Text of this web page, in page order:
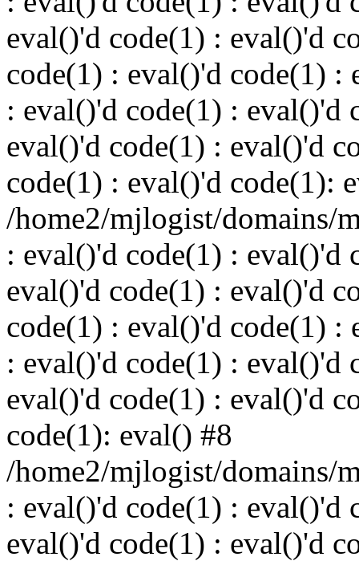
eval()'d code(1) : eval()'d
code(1) : eval()'d code(1) :
: eval()'d code(1) : eval()'d
eval()'d code(1) : eval()'d
code(1) : eval()'d code(1):
/home2/mjlogist/domains/
: eval()'d code(1) : eval()'d
eval()'d code(1) : eval()'d
code(1) : eval()'d code(1) :
: eval()'d code(1) : eval()'d
eval()'d code(1) : eval()'d
code(1): eval() #8
/home2/mjlogist/domains/
: eval()'d code(1) : eval()'d
eval()'d code(1) : eval()'d